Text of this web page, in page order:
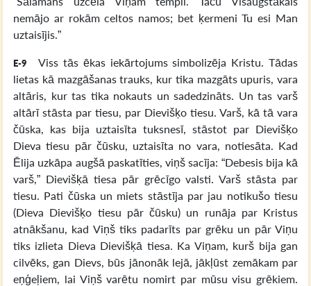
nemājo ar rokām celtos namos; bet ķermeni Tu esi Man
uztaisījis.”
E-9
Viss tās ēkas iekārtojums simbolizēja Kristu. Tādas
lietas kā mazgāšanas trauks, kur tika mazgāts upuris, vara
altāris, kur tas tika nokauts un sadedzināts. Un tas varš
altārī stāsta par tiesu, par Dievišķo tiesu. Varš, kā tā vara
čūska, kas bija uztaisīta tuksnesī, stāstot par Dievišķo
Dieva tiesu pār čūsku, uztaisīta no vara, notiesāta. Kad
Ēlija uzkāpa augšā paskatīties, viņš sacīja: “Debesis bija kā
varš,” Dievišķā tiesa pār grēcīgo valsti. Varš stāsta par
tiesu. Pati čūska un miets stāstīja par jau notikušo tiesu
(Dieva Dievišķo tiesu pār čūsku) un runāja par Kristus
atnākšanu, kad Viņš tiks padarīts par grēku un pār Viņu
tiks izlieta Dieva Dievišķā tiesa. Ka Viņam, kurš bija gan
cilvēks, gan Dievs, būs jānonāk lejā, jākļūst zemākam par
eņģeļiem, lai Viņš varētu nomirt par mūsu visu grēkiem.